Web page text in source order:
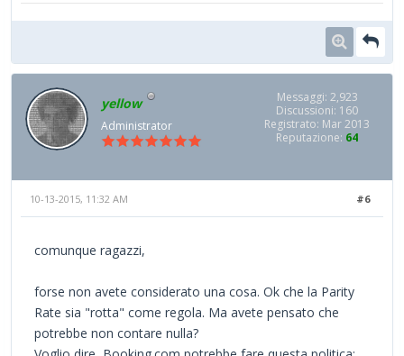
yellow
Administrator
Messaggi: 2,923
Discussioni: 160
Registrato: Mar 2013
Reputazione: 64
#6
10-13-2015, 11:32 AM
comunque ragazzi,
forse non avete considerato una cosa. Ok che la Parity
Rate sia "rotta" come regola. Ma avete pensato che
potrebbe non contare nulla?